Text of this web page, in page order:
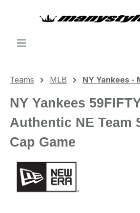
Teams MLB NY Yankees -
NY Yankees
Authentic NE Team
Cap Game